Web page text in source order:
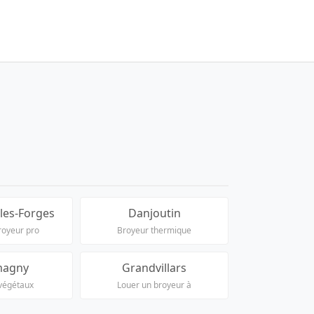
Forges
pro
Danjoutin
Broyeur thermique
Grandvillars
Louer un broyeur à